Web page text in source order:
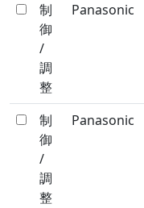
制
御
/
調
整
Panasonic
制
御
/
調
整
Panasonic